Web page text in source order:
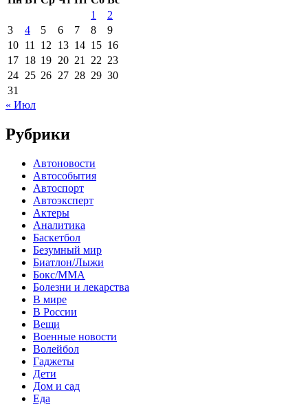
1
2
3
4 5 6 7 8
9
10 11 12 13 14 15 16
17 18 19 20 21 22 23
24 25 26 27 28 29 30
31
« Июл
Рубрики
Автоновости
Автособытия
Автоспорт
Автоэксперт
Актеры
Аналитика
Баскетбол
Безумный мир
Биатлон/Лыжи
Бокс/MMA
Болезни и лекарства
В мире
В России
Вещи
Военные новости
Волейбол
Гаджеты
Дети
Дом и сад
Еда